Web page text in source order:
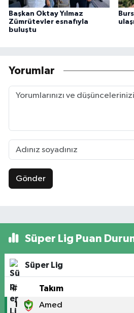
Başkan Oktay Yılmaz
Zümrütevler esnafıyla
buluştu
Yorumlar
Gönder
Süper Lig Puan
Süper Lig
# Takım
1 Amed